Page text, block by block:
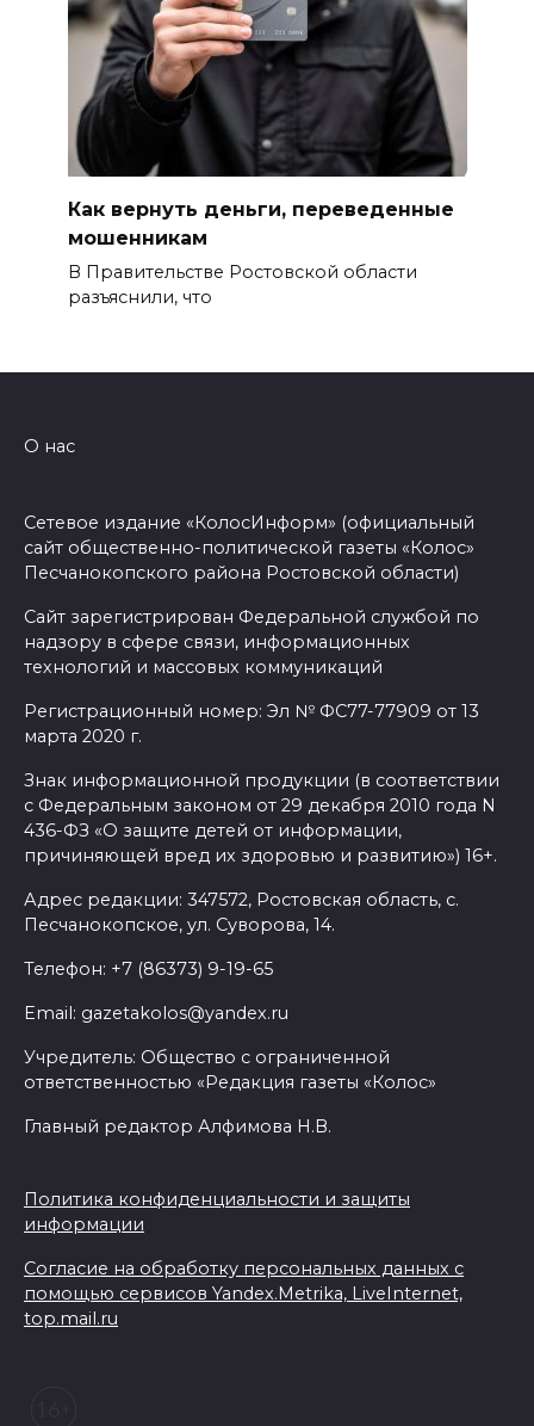
Как вернуть деньги, переведенные
мошенникам
В Правительстве Ростовской области
разъяснили, что
О нас
Сетевое издание «КолосИнформ» (официальный
сайт общественно-политической газеты «Колос»
Песчанокопского района Ростовской области)
Сайт зарегистрирован Федеральной службой по
надзору в сфере связи, информационных
технологий и массовых коммуникаций
Регистрационный номер: Эл № ФС77-77909 от 13
марта 2020 г.
Знак информационной продукции (в соответствии
с Федеральным законом от 29 декабря 2010 года N
436-ФЗ «О защите детей от информации,
причиняющей вред их здоровью и развитию») 16+.
Адрес редакции: 347572, Ростовская область, с.
Песчанокопское, ул. Суворова, 14.
Телефон: +7 (86373) 9-19-65
Email: gazetakolos@yandex.ru
Учредитель: Общество с ограниченной
ответственностью «Редакция газеты «Колос»
Главный редактор Алфимова Н.В.
Политика конфиденциальности и защиты
информации
Согласие на обработку персональных данных с
помощью сервисов Yandex.Metrika, LiveInternet,
top.mail.ru